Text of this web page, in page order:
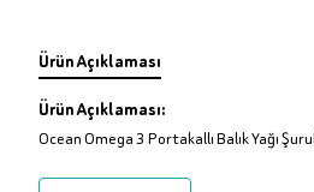
Ürün Açıklaması
Ürün Açıklaması:
Ocean Omega 3 Portakallı Balık Yağı